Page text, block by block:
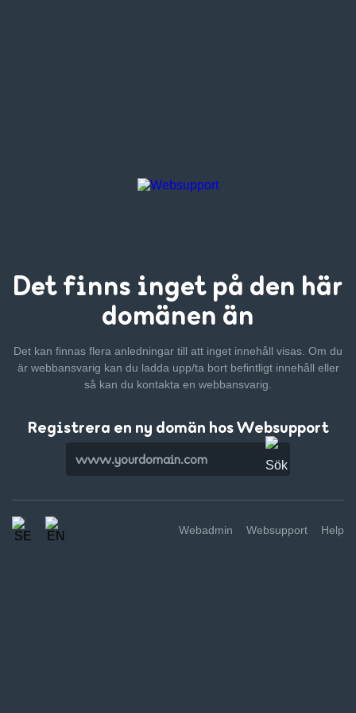
Det finns inget på den här
domänen än
Det kan finnas flera anledningar till att inget innehåll visas. Om du
är webbansvarig kan du ladda upp/ta bort befintligt innehåll eller
så kan du kontakta en webbansvarig.
Registrera en ny domän hos Websupport
Webadmin Websupport Help